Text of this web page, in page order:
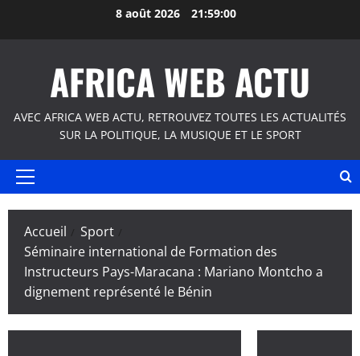
8 août 2026 21:59:00
AFRICA WEB ACTU
AVEC AFRICA WEB ACTU, RETROUVEZ TOUTES LES ACTUALITÉS
SUR LA POLITIQUE, LA MUSIQUE ET LE SPORT
Menu
Accueil
Sport
Séminaire international de Formation des
Instructeurs Pays-Maracana : Mariano Montcho a
dignement représenté le Bénin